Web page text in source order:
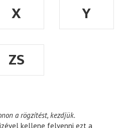
X
Y
ZS
a rögzítést, kezdjük.
kellene felvenni ezt a